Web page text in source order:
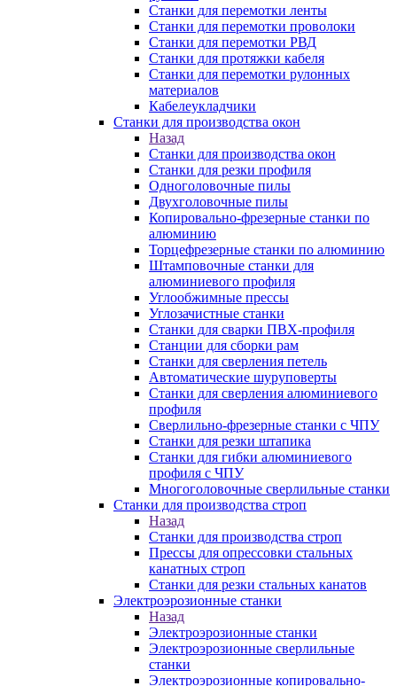
Станки для перемотки ленты
Станки для перемотки проволоки
Станки для перемотки РВД
Станки для протяжки кабеля
Станки для перемотки рулонных
материалов
Кабелеукладчики
Станки для производства окон
Назад
Станки для производства окон
Станки для резки профиля
Одноголовочные пилы
Двухголовочные пилы
Копировально-фрезерные станки по
алюминию
Торцефрезерные станки по алюминию
Штамповочные станки для
алюминиевого профиля
Углообжимные прессы
Углозачистные станки
Станки для сварки ПВХ-профиля
Станции для сборки рам
Станки для сверления петель
Автоматические шуруповерты
Станки для сверления алюминиевого
профиля
Сверлильно-фрезерные станки с ЧПУ
Станки для резки штапика
Станки для гибки алюминиевого
профиля с ЧПУ
Многоголовочные сверлильные станки
Станки для производства строп
Назад
Станки для производства строп
Прессы для опрессовки стальных
канатных строп
Станки для резки стальных канатов
Электроэрозионные станки
Назад
Электроэрозионные станки
Электроэрозионные сверлильные
станки
Электроэрозионные копировально-